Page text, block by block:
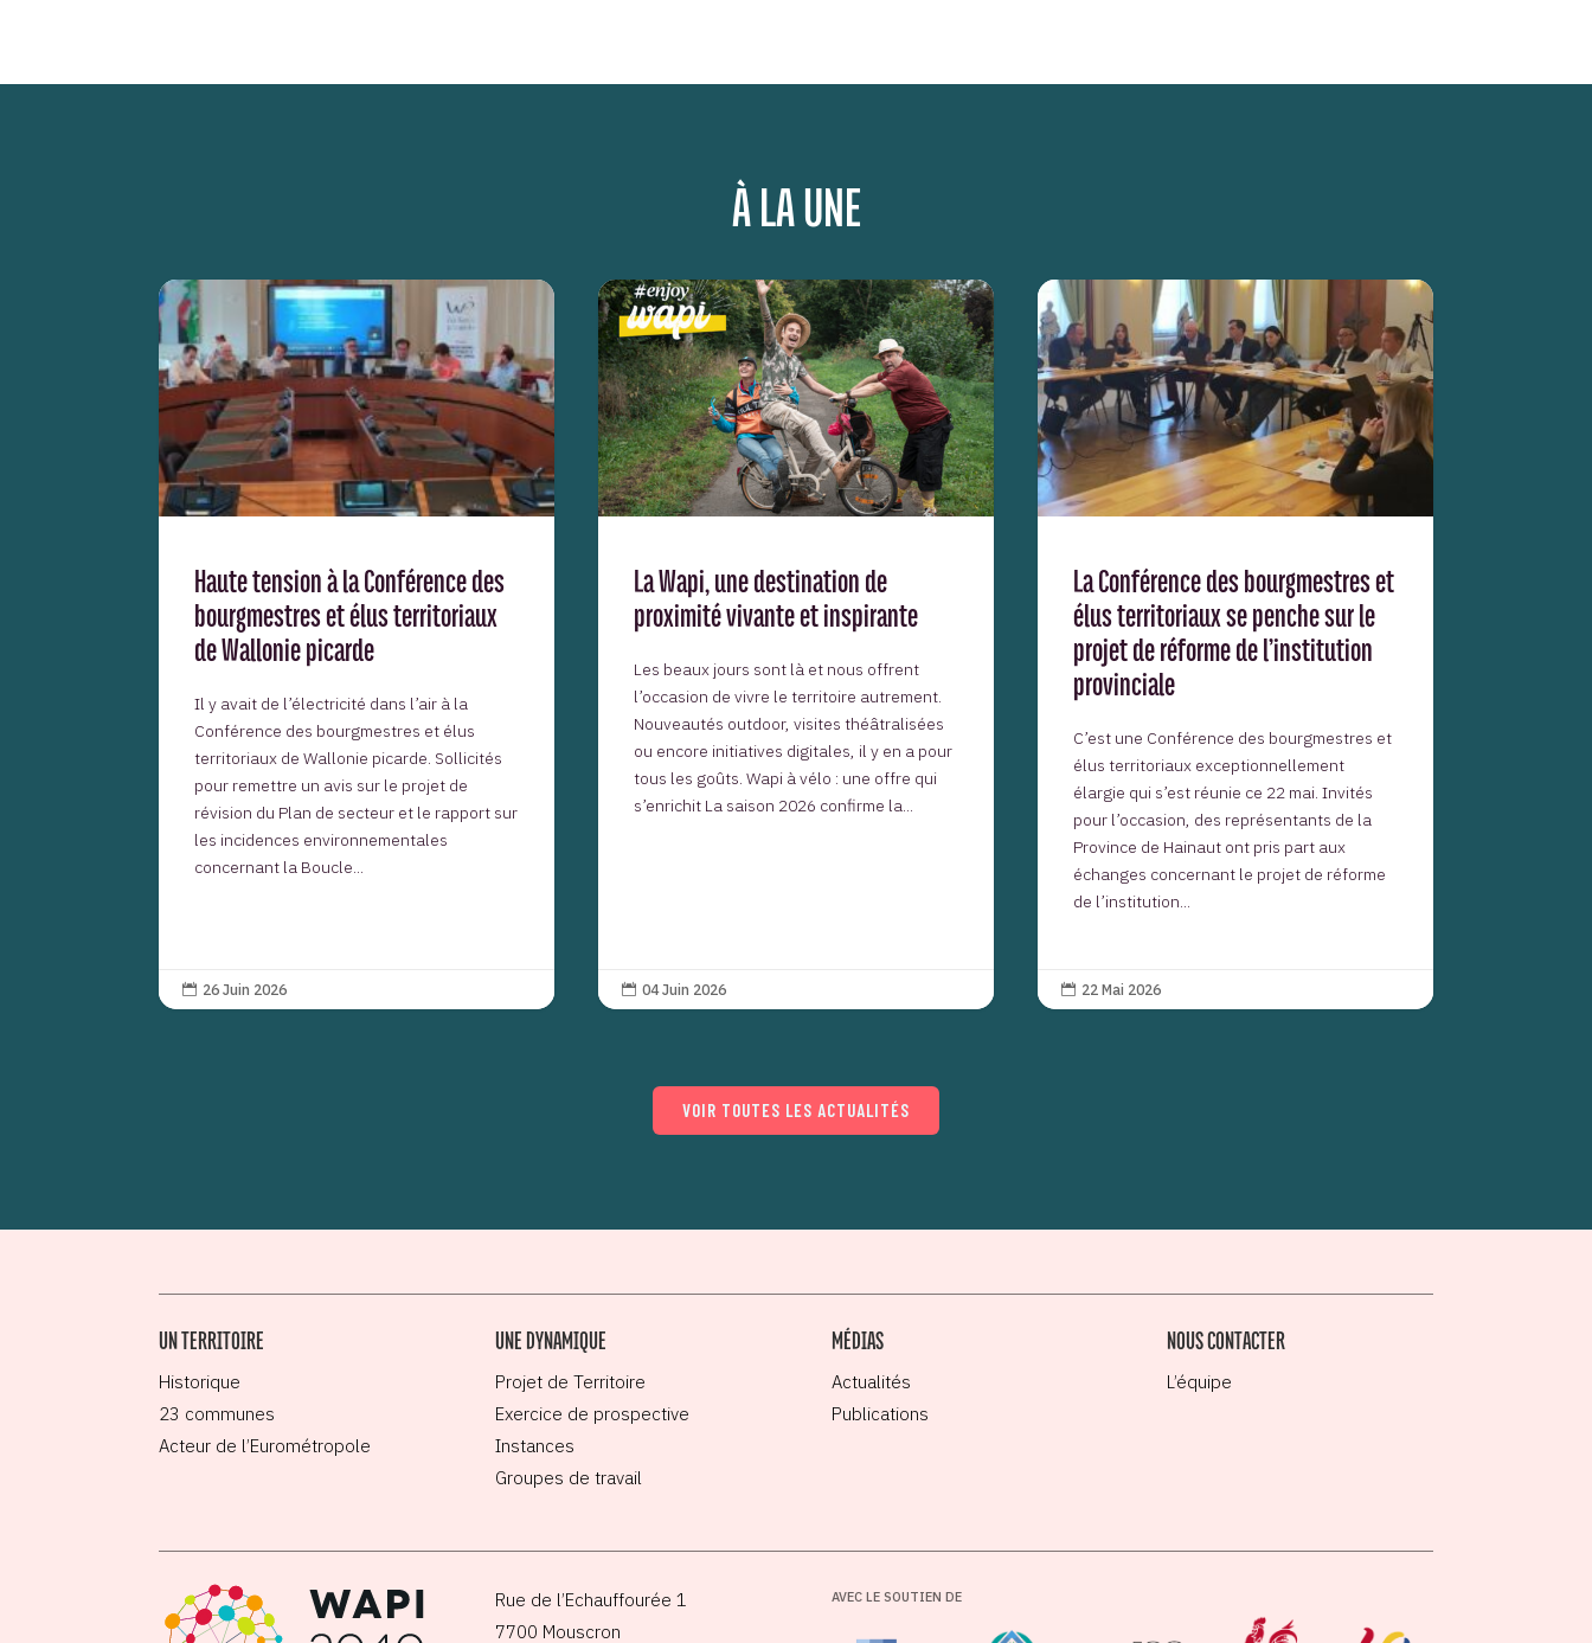
À LA UNE
Haute tension à la Conférence des
bourgmestres et élus territoriaux
de Wallonie picarde
Il y avait de l’électricité dans l’air à la
Conférence des bourgmestres et élus
territoriaux de Wallonie picarde. Sollicités
pour remettre un avis sur le projet de
révision du Plan de secteur et le rapport sur
les incidences environnementales
concernant la Boucle...
 26 Juin 2026
La Wapi, une destination de
proximité vivante et inspirante
Les beaux jours sont là et nous offrent
l’occasion de vivre le territoire autrement.
Nouveautés outdoor, visites théâtralisées
ou encore initiatives digitales, il y en a pour
tous les goûts. Wapi à vélo : une offre qui
s’enrichit La saison 2026 confirme la...
 04 Juin 2026
La Conférence des bourgmestres et
élus territoriaux se penche sur le
projet de réforme de l’institution
provinciale
C’est une Conférence des bourgmestres et
élus territoriaux exceptionnellement
élargie qui s’est réunie ce 22 mai. Invités
pour l’occasion, des représentants de la
Province de Hainaut ont pris part aux
échanges concernant le projet de réforme
de l’institution...
 22 Mai 2026
VOIR TOUTES LES ACTUALITÉS
UN TERRITOIRE
Historique
23 communes
Acteur de l’Eurométropole
UNE DYNAMIQUE
Projet de Territoire
Exercice de prospective
Instances
Groupes de travail
MÉDIAS
Actualités
Publications
NOUS CONTACTER
L’équipe
Rue de l’Echauffourée 1
7700 Mouscron
AVEC LE SOUTIEN DE